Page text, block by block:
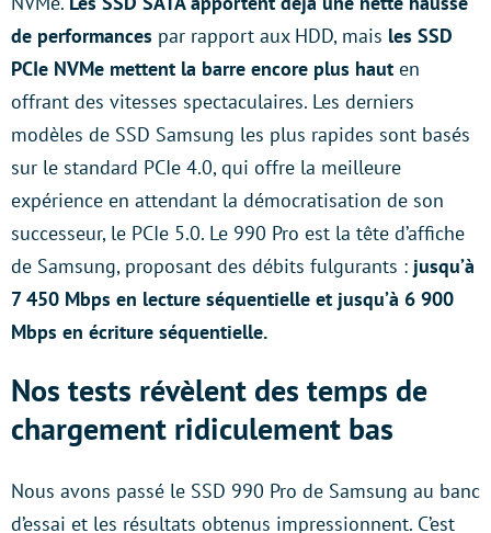
de performances par rapport aux HDD, mais les SSD
PCIe NVMe mettent la barre encore plus haut en
offrant des vitesses spectaculaires. Les derniers
modèles de SSD Samsung les plus rapides sont basés
sur le standard PCIe 4.0, qui offre la meilleure
expérience en attendant la démocratisation de son
successeur, le PCIe 5.0. Le 990 Pro est la tête d’affiche
de Samsung, proposant des débits fulgurants : jusqu’à
7 450 Mbps en lecture séquentielle et jusqu’à 6 900
Mbps en écriture séquentielle.
Nos tests révèlent des temps de
chargement ridiculement bas
Nous avons passé le SSD 990 Pro de Samsung au banc
d’essai et les résultats obtenus impressionnent. C’est